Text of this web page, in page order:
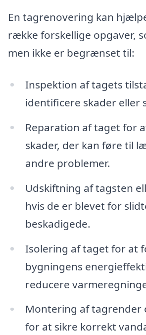
En tagrenovering kan
række forskellige opgaver,
men ikke er begrænset til:
Inspektion af tagets
identificere skader eller
Reparation af taget for
skader, der kan føre til
andre problemer.
Udskiftning af tagsten
hvis de er blevet for
beskadigede.
Isolering af taget for at
bygningens
reducere
Montering af tagrender
for at sikre korrekt